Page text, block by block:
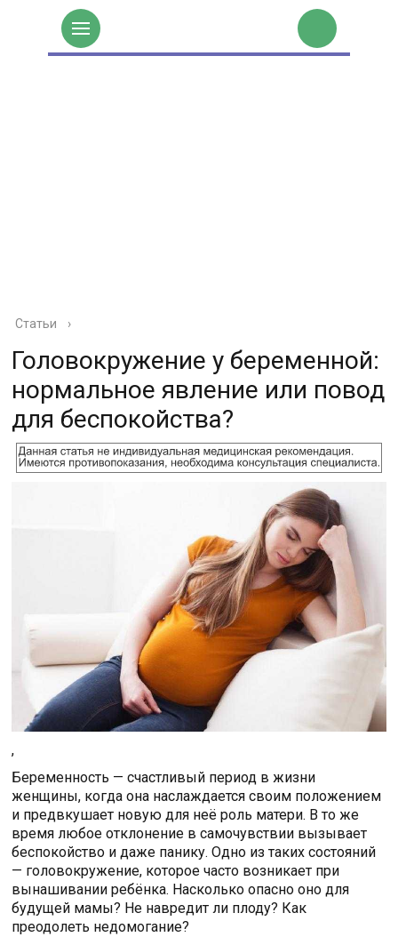
Статьи ›
Головокружение у беременной:
нормальное явление или повод
для беспокойства?
,
Беременность — счастливый период в жизни
женщины, когда она наслаждается своим положением
и предвкушает новую для неё роль матери. В то же
время любое отклонение в самочувствии вызывает
беспокойство и даже панику. Одно из таких состояний
— головокружение, которое часто возникает при
вынашивании ребёнка. Насколько опасно оно для
будущей мамы? Не навредит ли плоду? Как
преодолеть недомогание?